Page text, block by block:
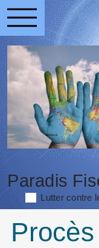
Paradis
Lutter contre